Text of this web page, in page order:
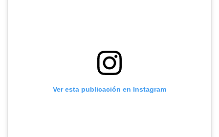
Ver esta publicación en Instagram